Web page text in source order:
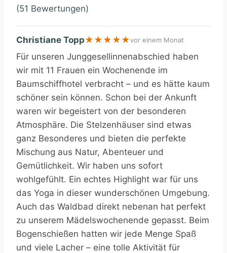
(51 Bewertungen)
Christiane Topp★ ★ ★ ★ ★vor einem Monat
Für unseren Junggesellinnenabschied haben
wir mit 11 Frauen ein Wochenende im
Baumschiffhotel verbracht – und es hätte kaum
schöner sein können. Schon bei der Ankunft
waren wir begeistert von der besonderen
Atmosphäre. Die Stelzenhäuser sind etwas
ganz Besonderes und bieten die perfekte
Mischung aus Natur, Abenteuer und
Gemütlichkeit. Wir haben uns sofort
wohlgefühlt. Ein echtes Highlight war für uns
das Yoga in dieser wunderschönen Umgebung.
Auch das Waldbad direkt nebenan hat perfekt
zu unserem Mädelswochenende gepasst. Beim
Bogenschießen hatten wir jede Menge Spaß
und viele Lacher – eine tolle Aktivität für